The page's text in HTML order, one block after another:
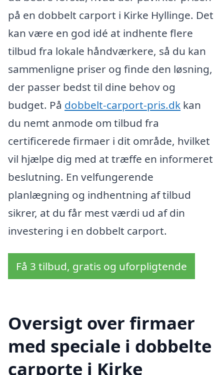
på en dobbelt carport i Kirke Hyllinge. Det
kan være en god idé at indhente flere
tilbud fra lokale håndværkere, så du kan
sammenligne priser og finde den løsning,
der passer bedst til dine behov og
budget. På dobbelt-carport-pris.dk kan
du nemt anmode om tilbud fra
certificerede firmaer i dit område, hvilket
vil hjælpe dig med at træffe en informeret
beslutning. En velfungerende
planlægning og indhentning af tilbud
sikrer, at du får mest værdi ud af din
investering i en dobbelt carport.
Få 3 tilbud, gratis og uforpligtende
Oversigt over firmaer
med speciale i dobbelte
carporte i Kirke